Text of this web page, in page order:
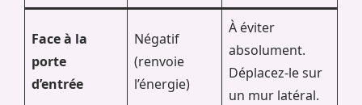
Face à la
porte
d’entrée
Négatif
(renvoie
l’énergie)
À éviter
absolument.
Déplacez-le sur
un mur latéral.